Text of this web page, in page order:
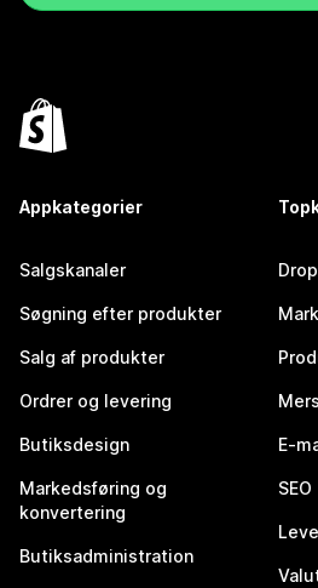
Appkategorier
Salgskanaler
Søgning efter produkter
Salg af produkter
Ordrer og levering
Butiksdesign
Markedsføring og
konvertering
Butiksadministration
E-
SEO